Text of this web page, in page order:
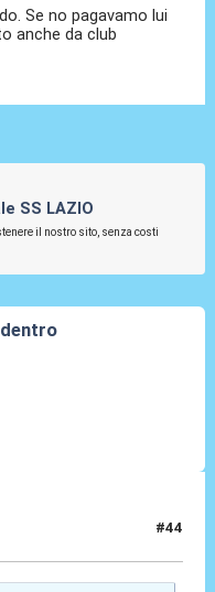
Se no pagavamo lui
anche da club
SS LAZIO
il nostro sito, senza costi
#44